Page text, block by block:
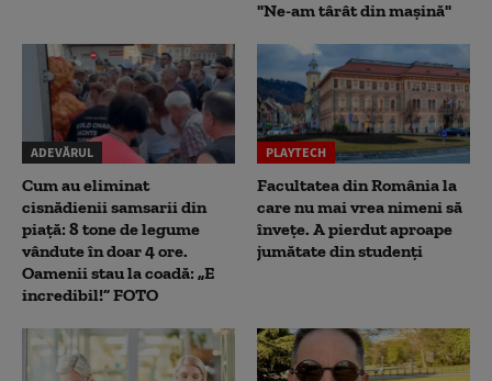
"Ne-am târât din mașină"
ADEVĂRUL
Cum au eliminat
cisnădienii samsarii din
piață: 8 tone de legume
vândute în doar 4 ore.
Oamenii stau la coadă: „E
incredibil!” FOTO
PLAYTECH
Facultatea din România la
care nu mai vrea nimeni să
înveţe. A pierdut aproape
jumătate din studenţi